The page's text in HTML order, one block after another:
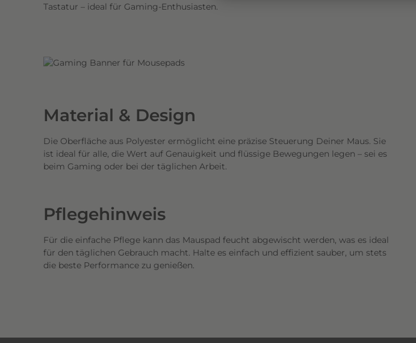
Tastatur – ideal für Gaming-Enthusiasten.
Material & Design
Die Oberfläche aus Polyester ermöglicht eine präzise Steuerung Deiner Maus. Sie
ist ideal für alle, die Wert auf Genauigkeit und flüssige Bewegungen legen – sei es
beim Gaming oder bei der täglichen Arbeit.
Pflegehinweis
Für die einfache Pflege kann das Mauspad feucht abgewischt werden, was es ideal
für den täglichen Gebrauch macht. Halte es einfach und effizient sauber, um stets
die beste Performance zu genießen.